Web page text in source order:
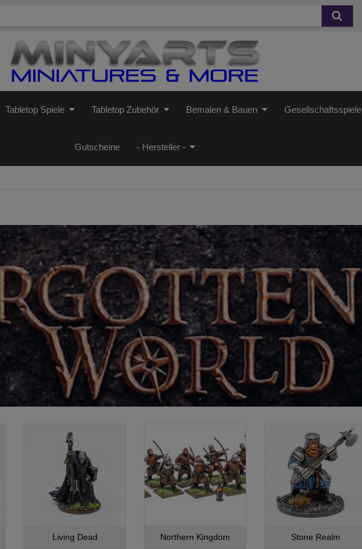
Tabletop Spiele Tabletop Zubehör Bemalen & Bauen Gesellschaftsspiele
Gutscheine - Hersteller -
Living Dead Northern Kingdom Stone Realm